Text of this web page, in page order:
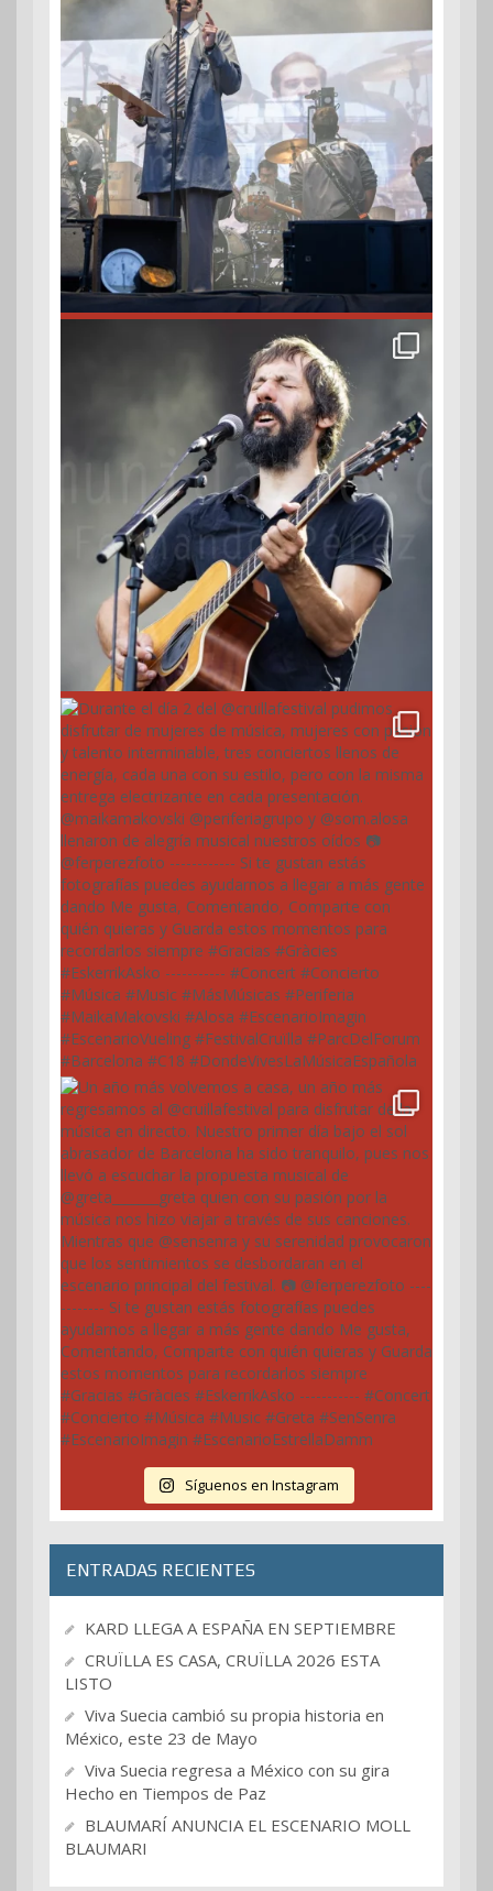
Síguenos en Instagram
ENTRADAS RECIENTES
KARD LLEGA A ESPAÑA EN SEPTIEMBRE
CRUÏLLA ES CASA, CRUÏLLA 2026 ESTA
LISTO
Viva Suecia cambió su propia historia en
México, este 23 de Mayo
Viva Suecia regresa a México con su gira
Hecho en Tiempos de Paz
BLAUMARÍ ANUNCIA EL ESCENARIO MOLL
BLAUMARI